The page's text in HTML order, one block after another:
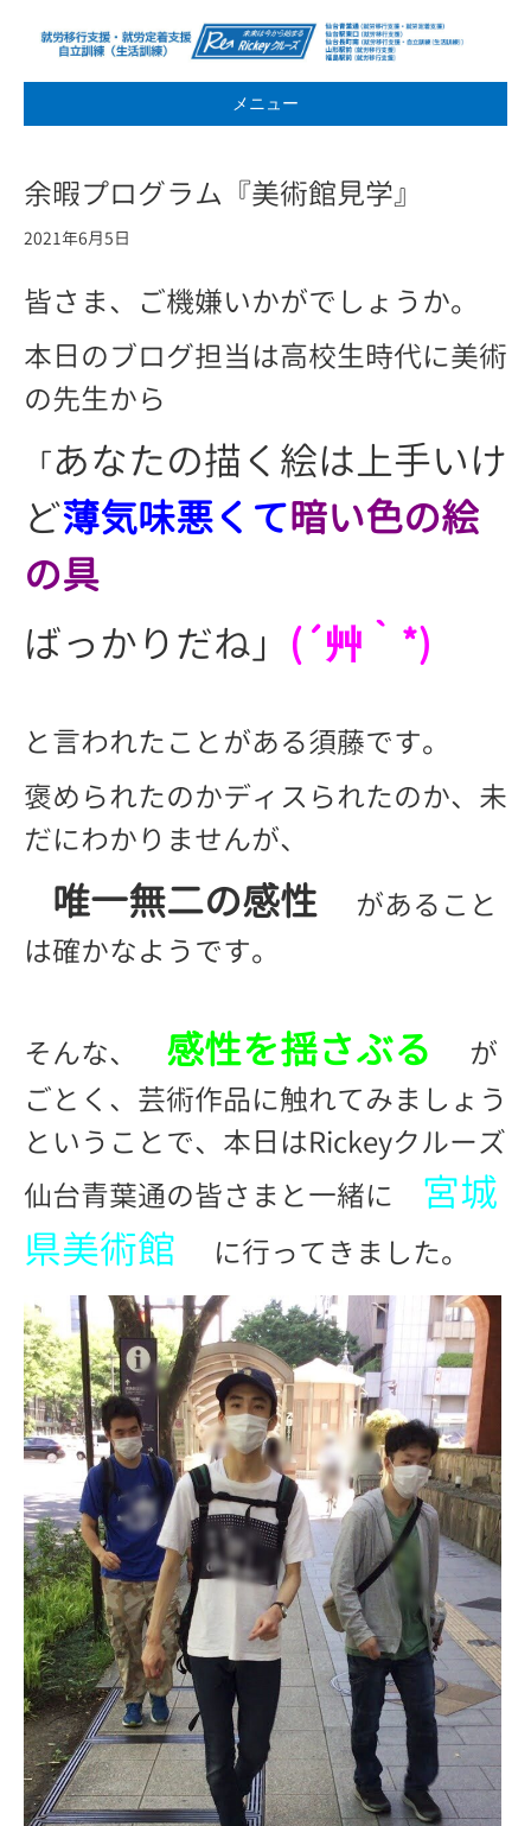
メニュー
余暇プログラム『美術館見学』
2021年6月5日
皆さま、ご機嫌いかがでしょうか。
本日のブログ担当は高校生時代に美術
の先生から
「あなたの描く絵は上手いけ
ど薄気味悪くて暗い色の絵
の具
ばっかりだね」 (´艸｀*)
と言われたことがある須藤です。
褒められたのかディスられたのか、未
だにわかりませんが、
唯一無二の感性
があること
は確かなようです。
そんな、 感性を揺さぶる
が
ごとく、芸術作品に触れてみましょう
ということで、本日はRickeyクルーズ
仙台青葉通の皆さまと一緒に 宮城
県美術館
に行ってきました。